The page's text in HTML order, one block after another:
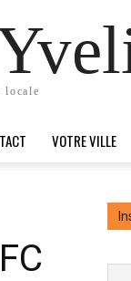
locale
VOTRE VILLE